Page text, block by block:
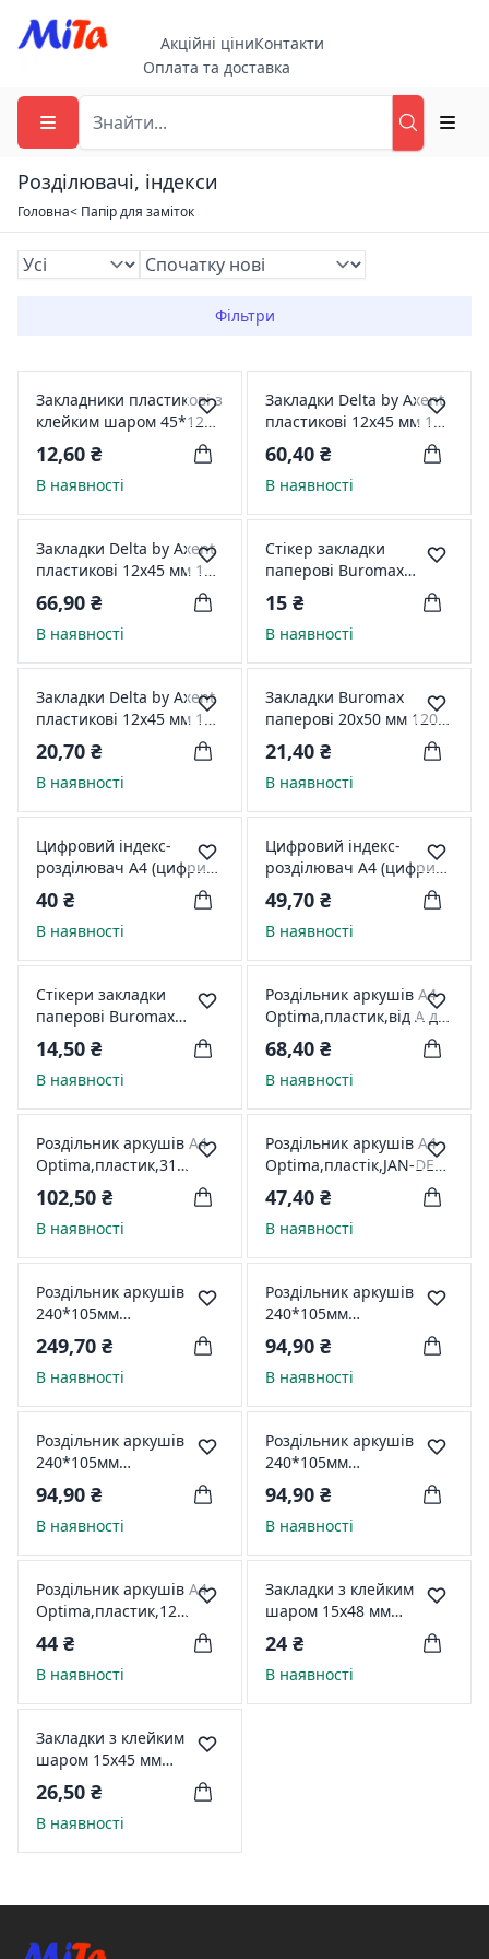
Акційні ціниКонтакти
Оплата та доставка
Розділювачі, індекси
Головна< Папір для заміток
Фільтри
Закладники пластикові з
клейким шаром 45*12
мм, 5 кольорів по 25
арк., асорті неон H-Tone
JJ50323
12,60 ₴
В наявності
Закладки Delta by Axent
пластикові 12х45 мм 125
шт. Неонові прямокутні
2440-01
60,40 ₴
В наявності
Закладки Delta by Axent
пластикові 12х45 мм 125
шт. Неонові стрілка
D2440-02
66,90 ₴
В наявності
Стікер закладки
паперові Buromax
45*15мм 5кол. * 30л
неон BM.2331-98
15 ₴
В наявності
Закладки Delta by Axent
пластикові 12х45 мм 125
шт. Неонові D2450-02
20,70 ₴
В наявності
Закладки Buromax
паперові 20х50 мм 120
шт. Неонові BM.2330-98
21,40 ₴
В наявності
Цифровий індекс-
розділювач А4 (цифри
1-12), 12 аркушів,
пластик, сірий Comix
IX894
40 ₴
В наявності
Цифровий індекс-
розділювач А4 (цифри
1-10), 10 аркушів,
пластик, кольоровий
Comix IX902
49,70 ₴
В наявності
Стікери закладки
паперові Buromax
51*12мм 4 кол. 100л
BM.2306-99
14,50 ₴
В наявності
Роздільник аркушів А4
Optima,пластик,від A до
Z,алфавітний О35813
68,40 ₴
В наявності
Роздільник аркушів А4
Optima,пластик,31
розділ,цифровий
О35805
102,50 ₴
В наявності
Роздільник аркушів А4
Optima,пластік,JAN-DEC,
по місяцям О35814
47,40 ₴
В наявності
Роздільник аркушів
240*105мм
Economix,картон,кольоровий,100
шт. Е30809
249,70 ₴
В наявності
Роздільник аркушів
240*105мм
шт. Е30811-04
94,90 ₴
В наявності
Роздільник аркушів
240*105мм
Economix,пластик,червоний,100
шт. Е30811-03
94,90 ₴
В наявності
Роздільник аркушів
240*105мм
шт. Е30811-06
94,90 ₴
В наявності
Роздільник аркушів А4
Optima,пластик,12
розділів,цифровий
О35804
44 ₴
В наявності
Закладки з клейким
шаром 15х48 мм
Economix Fun Birds, 120
шт., паперові, 8
кольорів асорті E20964
24 ₴
В наявності
Закладки з клейким
шаром 15х45 мм
Economix Fun, 105 шт.,
паперові, 7 кольорів
асорті E20961
26,50 ₴
В наявності